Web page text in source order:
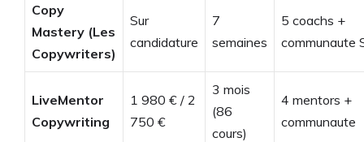
Copy
Mastery (Les
Copywriters)
Sur
candidature
7
semaines
5 coachs +
communaute
LiveMentor
Copywriting
1 980 € / 2
750 €
3 mois
(86
cours)
4 mentors +
communaute